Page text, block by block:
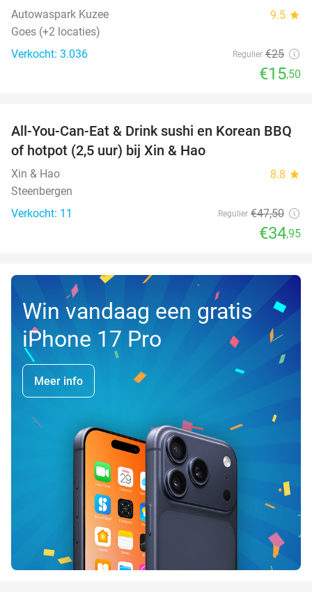
Autowaspark Kuzee 9.5 star
Goes (+2 locaties)
Verkocht: 3.036
Regulier €25
€15,50
26%
TODAY
All-You-Can-Eat & Drink sushi en Korean BBQ
of hotpot (2,5 uur) bij Xin & Hao
Xin & Hao 8.8 star
Steenbergen
Verkocht: 11
Regulier €47,50
€34,95
Win vandaag een gratis
iPhone 17 Pro
Meer info